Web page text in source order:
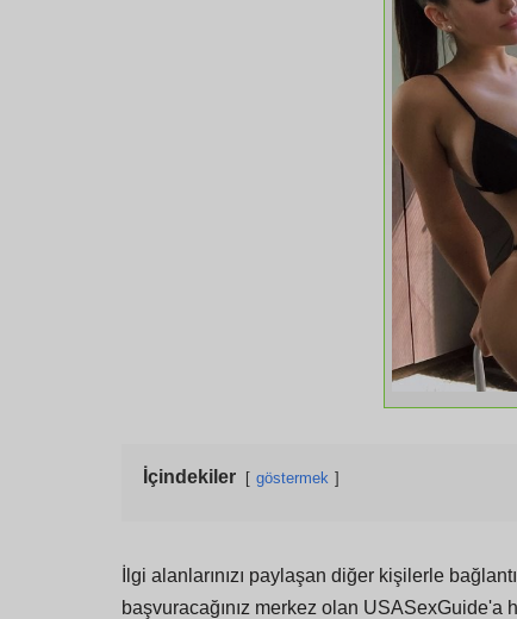
İçindekiler göstermek
İlgi alanlarınızı paylaşan diğer kişilerle
başvuracağınız merkez olan